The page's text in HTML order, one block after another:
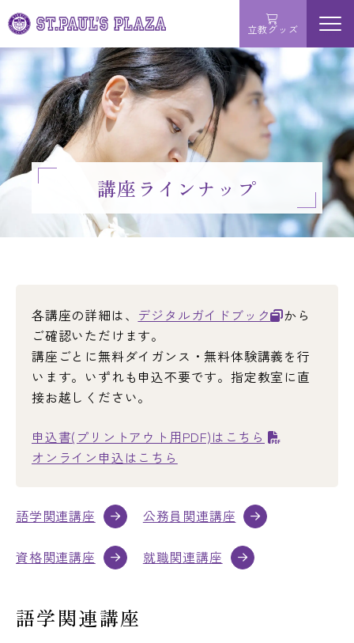
立教グッズ menu
学ぶ
買う
サービス
お問い合わせ
新入生へのご案内
施設利用 法人の方
ウェブサイトポリシー特定商取引法表示ショップ運営元
講座ラインナップ
各講座の詳細は、 デジタルガイドブック
から
ご確認いただけます。
講座ごとに無料ダイガンス・無料体験講義を行
います。いずれも申込不要です。指定教室に直
接お越しください。
申込書(プリントアウト用PDF)はこちら
オンライン申込はこちら
語学関連講座 公務員関連講座
資格関連講座 就職関連講座
語学関連講座